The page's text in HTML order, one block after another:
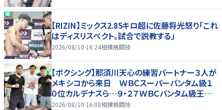
【RIZIN】ミックス2.85キロ超に佐藤将光怒り「これ
はディスリスペクト。試合で説教する」
2026/08/10 16:24相撲格闘技
【ボクシング】那須川天心の練習パートナー３人が
メキシコから来日 ＷＢＣスーパーバンタム級１
０位カルデナスら…９・２７ＷＢＣバンタム級王者・
井上拓真と再戦
2026/08/10 16:08相撲格闘技